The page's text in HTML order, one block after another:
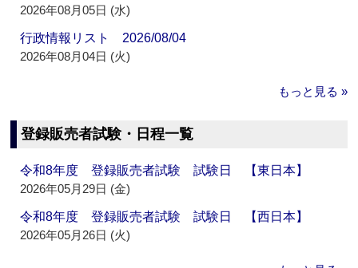
2026年08月05日 (水)
行政情報リスト 2026/08/04
2026年08月04日 (火)
もっと見る »
登録販売者試験・日程一覧
令和8年度 登録販売者試験 試験日 【東日本】
2026年05月29日 (金)
令和8年度 登録販売者試験 試験日 【西日本】
2026年05月26日 (火)